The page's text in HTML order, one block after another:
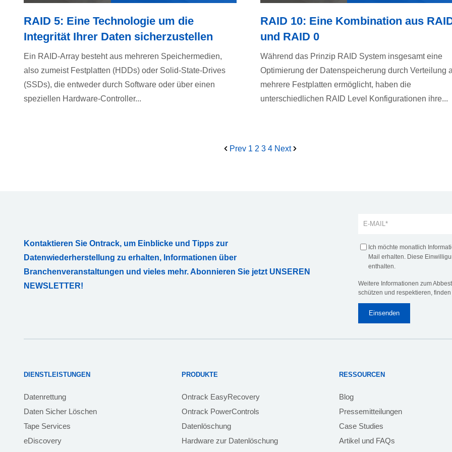
RAID 5: Eine Technologie um die
Integrität Ihrer Daten sicherzustellen
Ein RAID-Array besteht aus mehreren Speichermedien,
also zumeist Festplatten (HDDs) oder Solid-State-Drives
(SSDs), die entweder durch Software oder über einen
speziellen Hardware-Controller...
RAID 10: Eine Kombination aus
und RAID 0
Während das Prinzip RAID System insgesamt eine
Optimierung der Datenspeicherung durch Verteilung
mehrere Festplatten ermöglicht, haben die
unterschiedlichen RAID Level Konfigurationen ihre...
Prev 1 2 3 4 Next
Kontaktieren Sie Ontrack, um Einblicke und Tipps zur
Datenwiederherstellung zu erhalten, Informationen über
Branchenveranstaltungen und vieles mehr. Abonnieren Sie jetzt UNSEREN
NEWSLETTER!
Ich möchte monatlich
Mail erhalten. Diese
enthalten.
Weitere Informationen zum
schützen und respektieren,
DIENSTLEISTUNGEN
Datenrettung
Daten Sicher Löschen
Tape Services
eDiscovery
PRODUKTE
Ontrack EasyRecovery
Ontrack PowerControls
Datenlöschung
Hardware zur Datenlöschung
RESSOURCEN
Blog
Pressemitteilungen
Case Studies
Artikel und FAQs